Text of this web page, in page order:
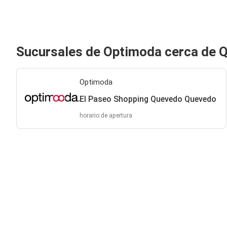
Sucursales de Optimoda cerca de
Optimoda
El Paseo Shopping Quevedo Quevedo
horario de apertura